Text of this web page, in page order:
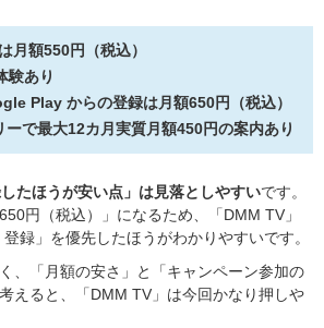
月額550円（税込）
験あり
Play からの登録は月額650円（税込）
ーで最大12カ月実質月額450円の案内あり
したほうが安い点」は見落としやすいです。
円（税込）」になるため、「DMM TV」
録」を優先したほうがわかりやすいです。
、「月額の安さ」と「キャンペーン参加の
えると、「DMM TV」は今回かなり押しや